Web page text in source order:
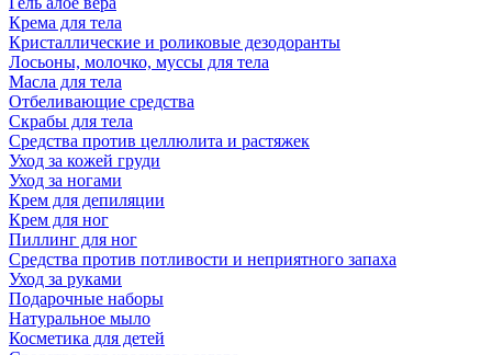
Крема для тела
Кристаллические и роликовые дезодоранты
Лосьоны, молочко, муссы для тела
Масла для тела
Отбеливающие средства
Скрабы для тела
Средства против целлюлита и растяжек
Уход за кожей груди
Уход за ногами
Крем для депиляции
Крем для ног
Пиллинг для ног
Средства против потливости и неприятного запаха
Уход за руками
Подарочные наборы
Натуральное мыло
Косметика для детей